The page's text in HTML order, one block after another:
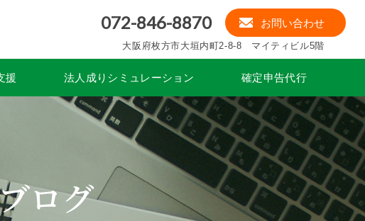
072-846-8870 お問い合わせ
大阪府枚方市大垣内町2-8-8 マイティビル5階
援 法人成りシミュレーション 確定申告代行
ログ